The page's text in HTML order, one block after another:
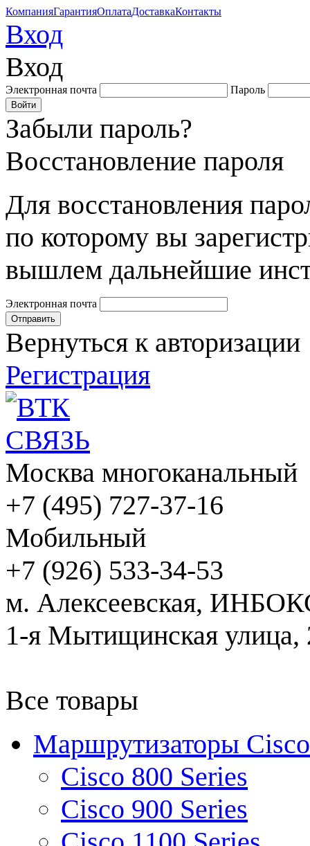
КомпанияГарантияОплатаДоставкаКонтакты
Вход
Вход
Электронная почта Пароль
Забыли пароль?
Восстановление пароля
Для восстановления
по которому вы
вышлем дальнейшие
Электронная почта
Вернуться к авторизации
Регистрация
Москва многоканальный
+7 (495) 727-37-16
Мобильный
+7 (926) 533-34-53
м. Алексеевская,
1-я Мытищинская улица,
Все товары
Маршрутизаторы Cisco
Cisco 800 Series
Cisco 900 Series